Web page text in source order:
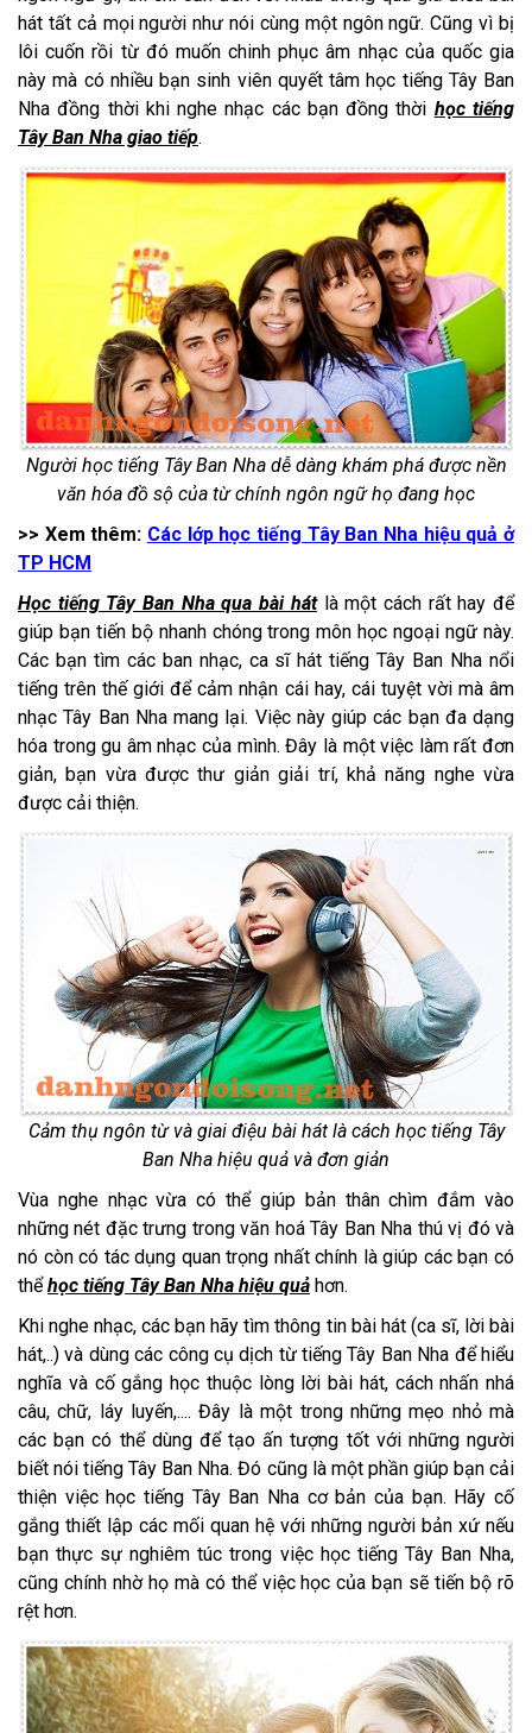
hát tất cả mọi người như nói cùng một ngôn ngữ. Cũng vì bị
lôi cuốn rồi từ đó muốn chinh phục âm nhạc của quốc gia
này mà có nhiều bạn sinh viên quyết tâm học tiếng Tây Ban
Nha đồng thời khi nghe nhạc các bạn đồng thời học tiếng
Tây Ban Nha giao tiếp.
Người học tiếng Tây Ban Nha dễ dàng khám phá được nền
văn hóa đồ sộ của từ chính ngôn ngữ họ đang học
>> Xem thêm: Các lớp học tiếng Tây Ban Nha hiệu quả ở
TP HCM
Học tiếng Tây Ban Nha qua bài hátlà một cách rất hay để
giúp bạn tiến bộ nhanh chóng trong môn học ngoại ngữ này.
Các bạn tìm các ban nhạc, ca sĩ hát tiếng Tây Ban Nha nổi
tiếng trên thế giới để cảm nhận cái hay, cái tuyệt vời mà âm
nhạc Tây Ban Nha mang lại. Việc này giúp các bạn đa dạng
hóa trong gu âm nhạc của mình. Đây là một việc làm rất đơn
giản, bạn vừa được thư giản giải trí, khả năng nghe vừa
được cải thiện.
Cảm thụ ngôn từ và giai điệu bài hát là cách học tiếng Tây
Ban Nha hiệu quả và đơn giản
Vùa nghe nhạc vừa có thể giúp bản thân chìm đắm vào
những nét đặc trưng trong văn hoá Tây Ban Nha thú vị đó và
nó còn có tác dụng quan trọng nhất chính là giúp các bạn có
thểhọc tiếng Tây Ban Nha hiệu quả hơn.
Khi nghe nhạc, các bạn hãy tìm thông tin bài hát (ca sĩ, lời bài
hát,..) và dùng các công cụ dịch từ tiếng Tây Ban Nha để hiểu
nghĩa và cố gắng học thuộc lòng lời bài hát, cách nhấn nhá
câu, chữ, láy luyến,.... Đây là một trong những mẹo nhỏ mà
các bạn có thể dùng để tạo ấn tượng tốt với những người
biết nói tiếng Tây Ban Nha. Đó cũng là một phần giúp bạn cải
thiện việc học tiếng Tây Ban Nha cơ bản của bạn. Hãy cố
gắng thiết lập các mối quan hệ với những người bản xứ nếu
bạn thực sự nghiêm túc trong việc học tiếng Tây Ban Nha,
cũng chính nhờ họ mà có thể việc học của bạn sẽ tiến bộ rõ
rệt hơn.